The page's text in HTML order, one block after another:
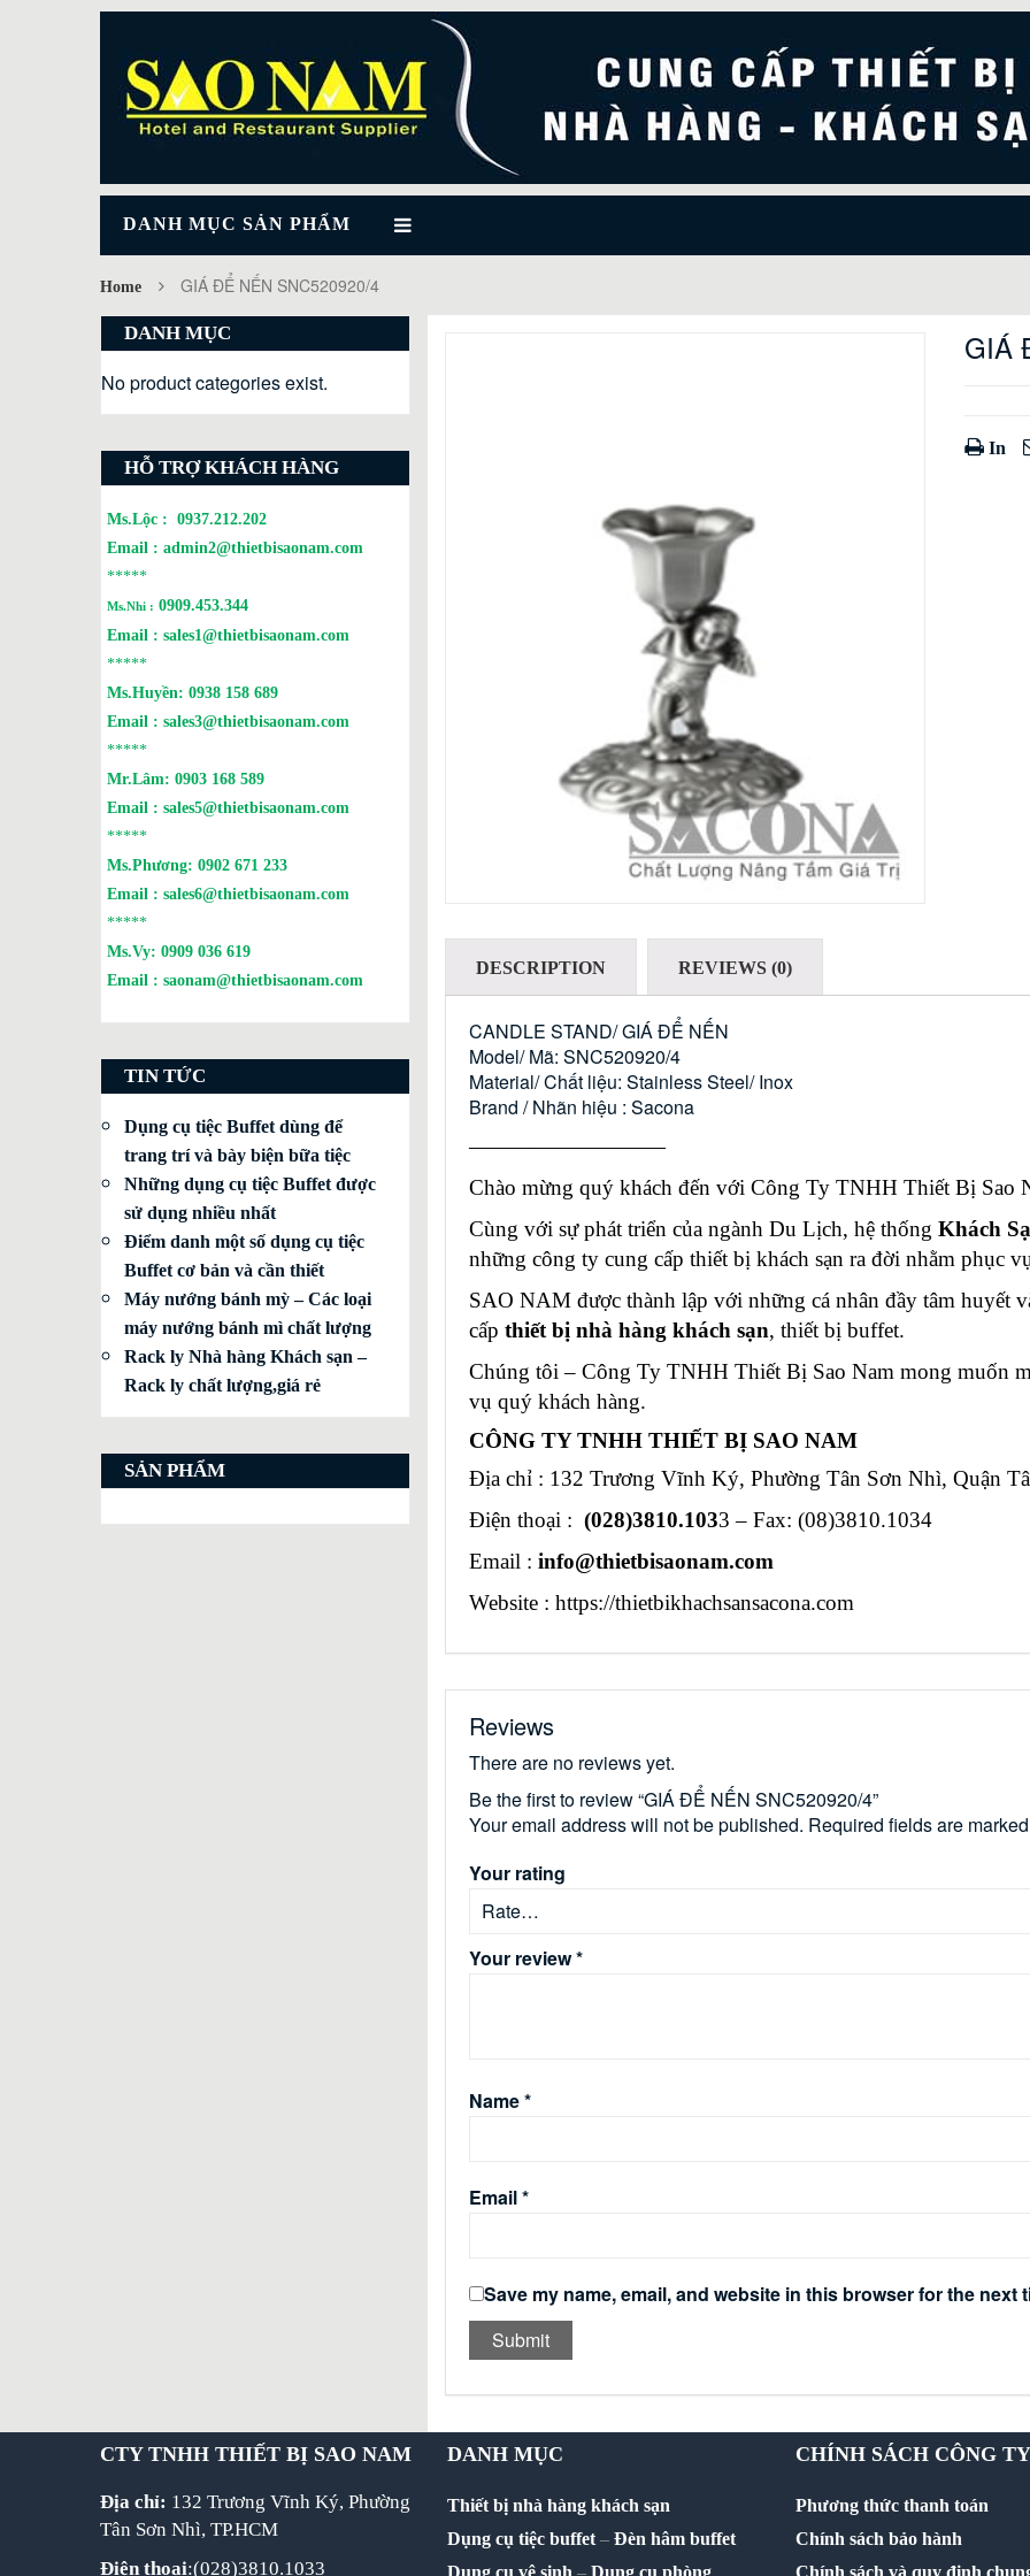
DANH MỤC SẢN PHẨM
Home GIÁ ĐỂ NẾN SNC520920/4
GIÁ
In
DESCRIPTION REVIEWS (0)
CANDLE STAND/ GIÁ ĐỂ NẾN
Model/ Mã: SNC520920/4
Material/ Chất liệu: Stainless Steel/ Inox
Brand / Nhãn hiệu : Sacona
—————————
Chào mừng quý khách đến với Công Ty TNHH Thiết Bị Sao
Cùng với sự phát triển của ngành Du Lịch, hệ thống Khách
những công ty cung cấp thiết bị khách sạn ra đời nhằm phục
SAO NAM được thành lập với những cá nhân đầy tâm huyết
cấp thiết bị nhà hàng khách sạn, thiết bị buffet.
Chúng tôi – Công Ty TNHH Thiết Bị Sao Nam mong muốn
vụ quý khách hàng.
CÔNG TY TNHH THIẾT BỊ SAO NAM
Địa chỉ : 132 Trương Vĩnh Ký, Phường Tân Sơn Nhì, Quận
Điện thoại : (028)3810.1033 – Fax: (08)3810.1034
Email : info@thietbisaonam.com
Website : https://thietbikhachsansacona.com
Reviews
There are no reviews yet.
Be the first to review “GIÁ ĐỂ NẾN SNC520920/4”
Your email address will not be published. Required fields are
Your rating
Your review*
Name*
Email*
Save my name, email, and website in this browser for the next
DANH MỤC
No product categories exist.
HỖ TRỢ KHÁCH HÀNG
Ms.Lộc : 0937.212.202
Email : admin2@thietbisaonam.com
*****
Ms.Nhi : 0909.453.344
Email : sales1@thietbisaonam.com
*****
Ms.Huyền: 0938 158 689
Email : sales3@thietbisaonam.com
*****
Mr.Lâm: 0903 168 589
Email : sales5@thietbisaonam.com
*****
Ms.Phương: 0902 671 233
Email : sales6@thietbisaonam.com
*****
Ms.Vy: 0909 036 619
Email : saonam@thietbisaonam.com
TIN TỨC
Dụng cụ tiệc Buffet dùng để
trang trí và bày biện bữa tiệc
Những dụng cụ tiệc Buffet được
sử dụng nhiều nhất
Điểm danh một số dụng cụ tiệc
Buffet cơ bản và cần thiết
Máy nướng bánh mỳ – Các loại
máy nướng bánh mì chất lượng
Rack ly Nhà hàng Khách sạn –
Rack ly chất lượng,giá rẻ
SẢN PHẨM
CTY TNHH THIẾT BỊ SAO NAM
Địa chỉ: 132 Trương Vĩnh Ký, Phường
Tân Sơn Nhì, TP.HCM
Điện thoại:(028)3810.1033
DANH MỤC
Thiết bị nhà hàng khách sạn
Dụng cụ tiệc buffet –Đèn hâm buffet
Dụng cụ vệ sinh –Dụng cụ phòng
CHÍNH SÁCH CÔNG TY
Phương thức thanh toán
Chính sách bảo hành
Chính sách và quy định